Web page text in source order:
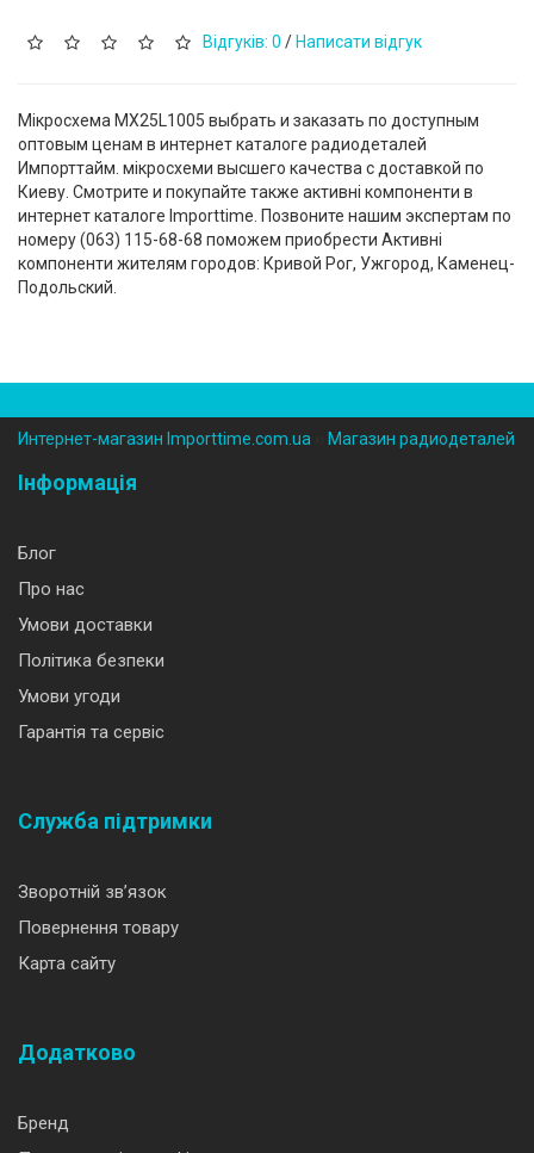
Відгуків: 0 / Написати відгук
Мікросхема MX25L1005 выбрать и заказать по доступным
оптовым ценам в интернет каталоге радиодеталей
Импорттайм. мікросхеми высшего качества с доставкой по
Киеву. Смотрите и покупайте также активні компоненти в
интернет каталоге Importtime. Позвоните нашим экспертам по
номеру (‎063) 115-68-68 поможем приобрести Активні
компоненти жителям городов: Кривой Рог, Ужгород, Каменец-
Подольский.
Интернет-магазин Importtime.com.ua Магазин радиодеталей
Інформація
Блог
Про нас
Умови доставки
Політика безпеки
Умови угоди
Гарантія та сервіс
Служба підтримки
Зворотній зв’язок
Повернення товару
Карта сайту
Додатково
Бренд